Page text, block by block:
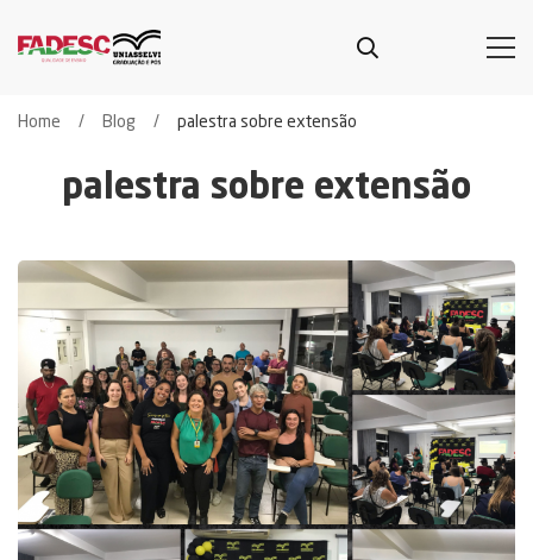
palestra sobre extensão
Home Blog palestra sobre extensão